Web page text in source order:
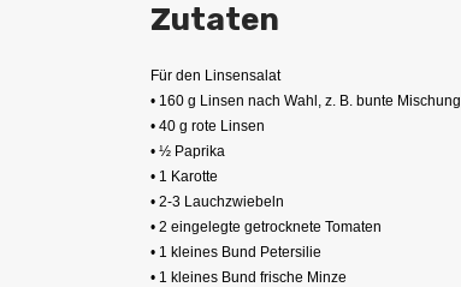
Zutaten
Für den Linsensalat
• 160 g Linsen nach Wahl, z. B. bunte Mischung
• 40 g rote Linsen
• ½ Paprika
• 1 Karotte
• 2-3 Lauchzwiebeln
• 2 eingelegte getrocknete Tomaten
• 1 kleines Bund Petersilie
• 1 kleines Bund frische Minze